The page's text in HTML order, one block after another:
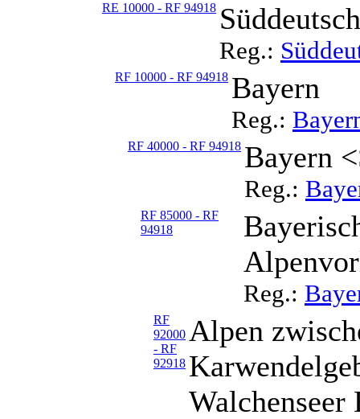
RE 10000 - RF 94918
Reg.:
RF 10000 - RF 94918 Bayern
Reg.:
RF 40000 - RF 94918 Bayern
Reg.:
RF 85000 - RF
94918
Reg.:
RF
92000
- RF
92918
Alpen
Walchenseer